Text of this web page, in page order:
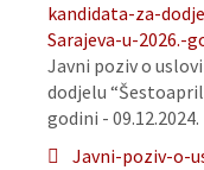
kandidata-za-
Sarajeva-u-2026.-
Javni poziv o
dodjelu
godini - 09.12.2024.
Javni-poziv-o-